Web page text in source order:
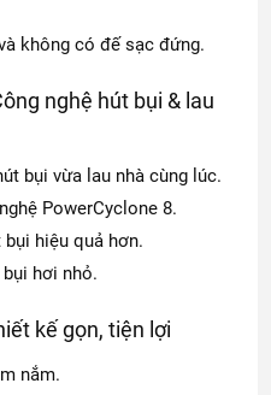
không có đế sạc đứng.
nghệ hút bụi & lau
bụi vừa lau nhà cùng lúc.
PowerCyclone 8.
hiệu quả hơn.
hơi nhỏ.
kế gọn, tiện lợi
nắm.